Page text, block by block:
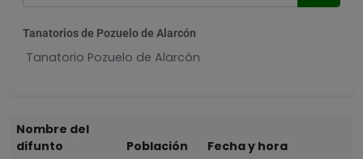
Tanatorios de Pozuelo de Alarcón
Tanatorio Pozuelo de Alarcón
Nombre del
difunto
Población
Fecha y hora